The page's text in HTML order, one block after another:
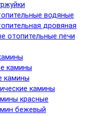
водяные
дровяная
отопительные печи
камины
камины
камины
красные
бежевый